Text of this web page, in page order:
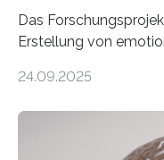
Das
Erstellung von
Förderung in Höhe
der MindPort GmbH
24.09.2025